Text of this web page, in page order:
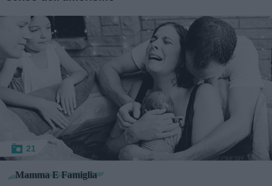
21
Mamma E Famiglia